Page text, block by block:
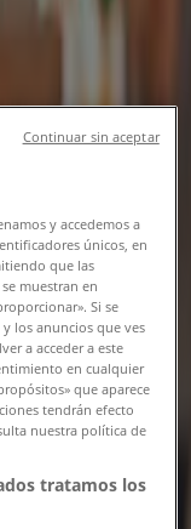
y accedemos a
únicos, en
que las
muestran en
Si se
los anuncios que ves
a acceder a este
en cualquier
que aparece
tendrán efecto
nuestra política de
tratamos los
Continuar sin aceptar